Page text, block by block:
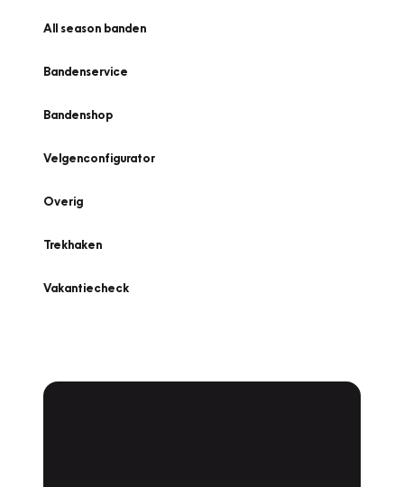
All season banden
Bandenservice
Bandenshop
Velgenconfigurator
Overig
Trekhaken
Vakantiecheck